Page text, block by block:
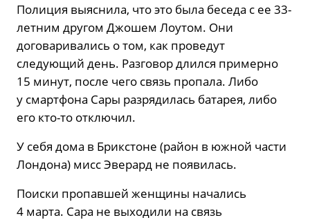
Полиция выяснила, что это была беседа с ее 33-
летним другом Джошем Лоутом. Они
договаривались о том, как проведут
следующий день. Разговор длился примерно
15 минут, после чего связь пропала. Либо
у смартфона Сары разрядилась батарея, либо
его кто-то отключил.
У себя дома в Брикстоне (район в южной части
Лондона) мисс Эверард не появилась.
Поиски пропавшей женщины начались
4 марта. Сара не выходили на связь